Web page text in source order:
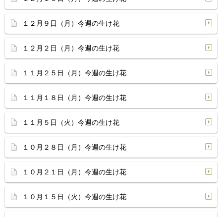
１２月９日（月）今週の生け花
１２月２日（月）今週の生け花
１１月２５日（月）今週の生け花
１１月１８日（月）今週の生け花
１１月５日（火）今週の生け花
１０月２８日（月）今週の生け花
１０月２１日（月）今週の生け花
１０月１５日（火）今週の生け花